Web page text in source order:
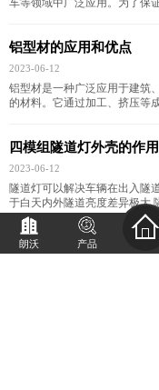
车等领域中广泛应用。为了保
铝型材的应用和优点
2023-06-12
铝型材是一种广泛应用于建筑
的材料。它通过加工、挤压等
四模组隧道灯外壳的作用
2023-06-12
隧道灯可以解决车辆在出入隧
于白天内外隧道亮度差异极大,
可调模组隧道灯外壳散热
朗沃 产品